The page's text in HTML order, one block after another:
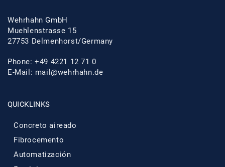
Wehrhahn GmbH
Muehlenstrasse 15
27753 Delmenhorst/Germany
Phone: +49 4221 12 71 0
E-Mail: mail@wehrhahn.de
QUICKLINKS
Concreto aireado
Fibrocemento
Automatización